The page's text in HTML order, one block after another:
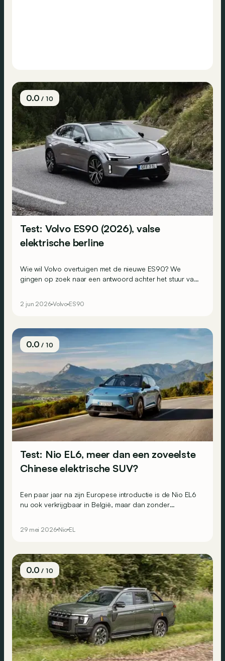
0.0/ 10
Test: Volvo ES90 (2026), valse
elektrische berline
Wie wil Volvo overtuigen met de nieuwe ES90? We
gingen op zoek naar een antwoord achter het stuur van
2 jun 2026 Volvo ES90
0.0/ 10
Test: Nio EL6, meer dan een zoveelste
Chinese elektrische SUV?
Een paar jaar na zijn Europese introductie is de Nio EL6
nu ook verkrijgbaar in België, maar dan zonder
29 mei 2026 Nio EL
0.0/ 10